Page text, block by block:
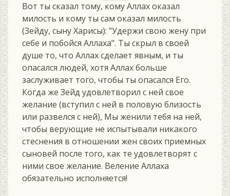
Вот ты сказал тому, кому Аллах оказал
милость и кому ты сам оказал милость
(Зейду, сыну Харисы): "Удержи свою жену при
себе и побойся Аллаха". Ты скрыл в своей
душе то, что Аллах сделает явным, и ты
опасался людей, хотя Аллах больше
заслуживает того, чтобы ты опасался Его.
Когда же Зейд удовлетворил с ней свое
желание (вступил с ней в половую близость
или развелся с ней), Мы женили тебя на ней,
чтобы верующие не испытывали никакого
стеснения в отношении жен своих приемных
сыновей после того, как те удовлетворят с
ними свое желание. Веление Аллаха
обязательно исполняется!